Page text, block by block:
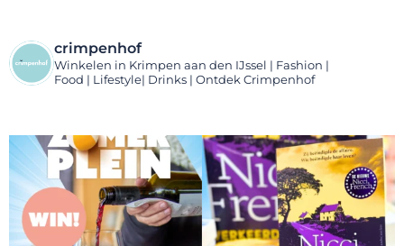
crimpenhof
Winkelen in Krimpen aan den IJssel | Fashion |
Food | Lifestyle| Drinks | Ontdek Crimpenhof